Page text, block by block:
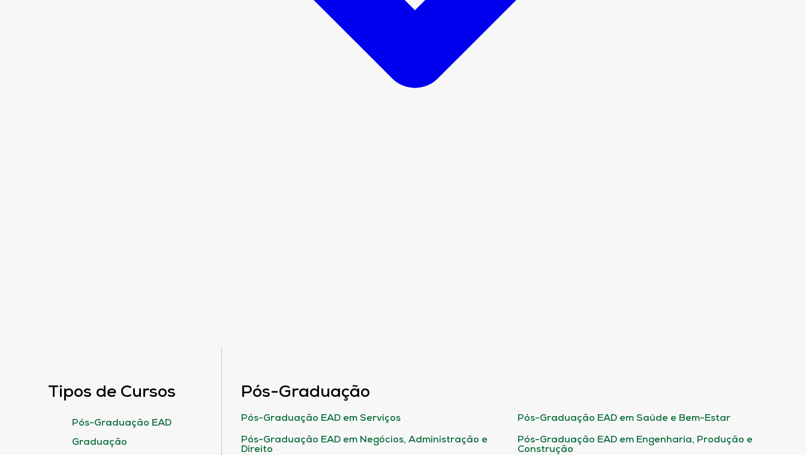
Tipos de Cursos
Pós-Graduação EAD
Graduação
Pós-Graduação
Pós-Graduação EAD em Serviços Pós-Graduação EAD em Saúde e Bem-Estar
Pós-Graduação EAD em Negócios, Administração e
Direito
Pós-Graduação EAD em Engenharia, Produção e
Construção